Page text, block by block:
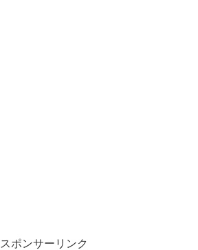
スポンサーリンク